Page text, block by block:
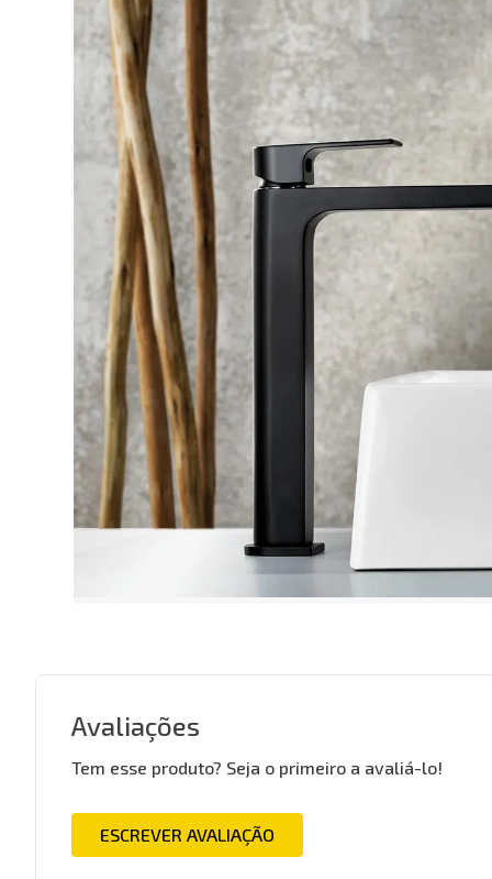
Avaliações
Tem esse produto? Seja o primeiro a avaliá-lo!
ESCREVER AVALIAÇÃO